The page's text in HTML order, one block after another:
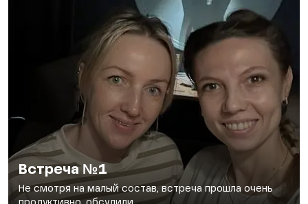
Встреча №1
Не смотря на малый состав, встреча прошла очень